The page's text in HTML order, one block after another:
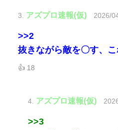
3. アズプロ速報(仮) 2026/
>>2
抜きながら敵を〇す、こ
👍 18
4. アズプロ速報(仮)
>>3